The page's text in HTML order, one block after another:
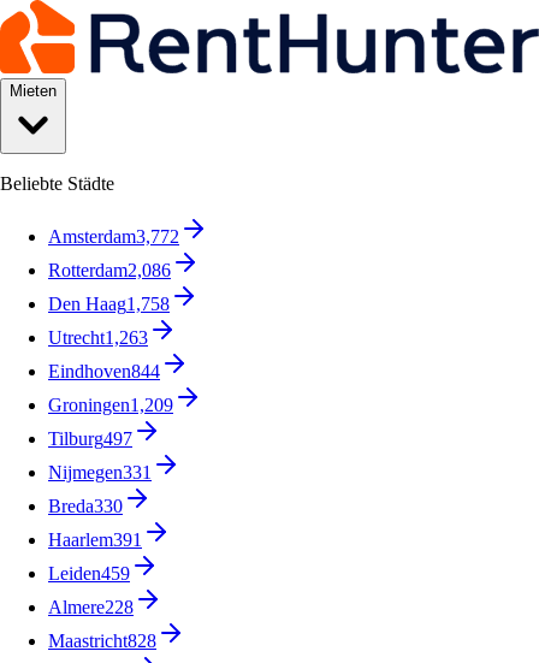
Mieten
Beliebte Städte
Amsterdam3,772
Rotterdam2,086
Den Haag1,758
Utrecht1,263
Eindhoven844
Groningen1,209
Tilburg497
Nijmegen331
Breda330
Haarlem391
Leiden459
Almere228
Maastricht828